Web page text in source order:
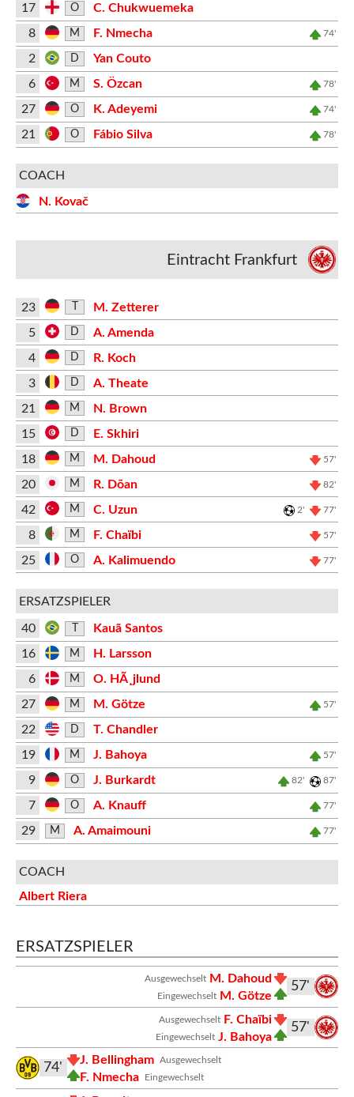
17
O
C. Chukwuemeka
8
M F. Nmecha 74'
2 D
Yan Couto
6
M S. Özcan 78'
27 O K. Adeyemi 74'
21 O Fábio Silva 78'
COACH
N. Kovač
Eintracht Frankfurt
23
M. Zetterer
5
D
A. Amenda
4
D
R. Koch
3
D
A. Theate
21
M
N. Brown
15
D
E. Skhiri
18
M M. Dahoud 57'
20 M R. Dōan 82'
42 M C. Uzun 2' 77'
8 M F. Chaïbi 57'
25 O A. Kalimuendo 77'
ERSATZSPIELER
40
Kauã Santos
16
M
H. Larsson
6
M
O. HÃ¸jlund
27
M M. Götze 57'
22 D
T. Chandler
19
M J. Bahoya 57'
9 O J. Burkardt 82' 87'
7 O A. Knauff 77'
29 M A. Amaimouni 77'
COACH
Albert Riera
ERSATZSPIELER
57'
Ausgewechselt M. Dahoud
Eingewechselt M. Götze
57'
Ausgewechselt F. Chaïbi
Eingewechselt J. Bahoya
Ausgewechselt
J. Bellingham
Eingewechselt
F. Nmecha
74'